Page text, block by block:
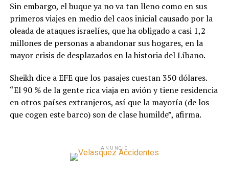
Sin embargo, el buque ya no va tan lleno como en sus
primeros viajes en medio del caos inicial causado por la
oleada de ataques israelíes, que ha obligado a casi 1,2
millones de personas a abandonar sus hogares, en la
mayor crisis de desplazados en la historia del Líbano.
Sheikh dice a EFE que los pasajes cuestan 350 dólares.
“El 90 % de la gente rica viaja en avión y tiene residencia
en otros países extranjeros, así que la mayoría (de los
que cogen este barco) son de clase humilde”, afirma.
ANUNCIO